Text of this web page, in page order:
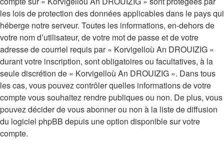
les lois de protection des données applicables dans le pays qui
héberge notre serveur. Toutes les informations, en-dehors de
votre nom d’utilisateur, de votre mot de passe et de votre
adresse de courriel requis par « Korvigelloù An DROUIZIG »
durant votre inscription, sont obligatoires ou facultatives, à la
seule discrétion de « Korvigelloù An DROUIZIG ». Dans tous
les cas, vous pouvez contrôler quelles informations de votre
compte vous souhaitez rendre publiques ou non. De plus, vous
pouvez décider de vous abonner ou non à la liste de diffusion
du logiciel phpBB depuis une option disponible sur votre
compte.